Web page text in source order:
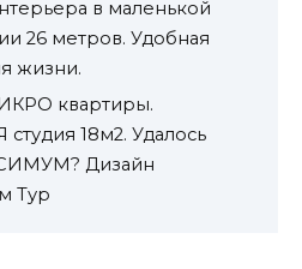
в маленькой
26 метров. Удобная
жизни.
квартиры.
18м2. Удалось
Дизайн
Тур